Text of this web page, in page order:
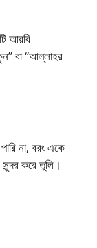
বা “আল্লাহর
না, বরং একে
করে তুলি।